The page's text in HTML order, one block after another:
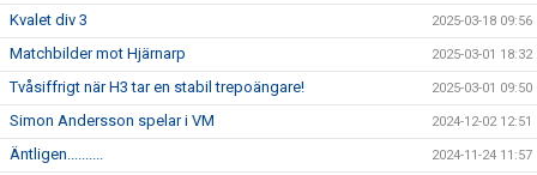
Kvalet div 3 2025-03-18 09:56
Matchbilder mot Hjärnarp 2025-03-01 18:32
Tvåsiffrigt när H3 tar en stabil trepoängare! 2025-03-01 09:50
Simon Andersson spelar i VM 2024-12-02 12:51
Äntligen.......... 2024-11-24 11:57